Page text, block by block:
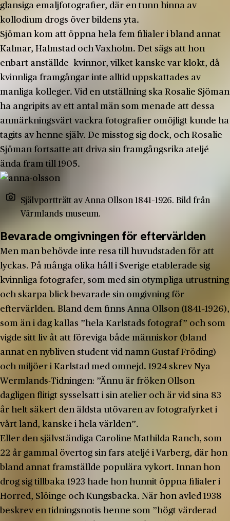
glansiga emaljfotografier, där en tunn hinna av
kollodium drogs över bildens yta.
Sjöman kom att öppna hela fem filialer i bland annat
Kalmar, Halmstad och Vaxholm. Det sägs att hon
enbart anställde kvinnor, vilket kanske var klokt, då
kvinnliga framgångar inte alltid uppskattades av
manliga kolleger. Vid en utställning ska Rosalie Sjöman
ha angripits av ett antal män som menade att dessa
anmärkningsvärt vackra fotografier omöjligt kunde ha
tagits av henne själv. De misstog sig dock, och Rosalie
Sjöman fortsatte att driva sin framgångsrika ateljé
ända fram till 1905.
Självportträtt av Anna Ollson 1841–1926. Bild från
Värmlands museum.
Bevarade omgivningen för eftervärlden
Men man behövde inte resa till huvudstaden för att
lyckas. På många olika håll i Sverige etablerade sig
kvinnliga fotografer, som med sin otympliga utrustning
och skarpa blick bevarade sin omgivning för
eftervärlden. Bland dem finns Anna Ollson (1841–1926),
som än i dag kallas ”hela Karlstads fotograf” och som
vigde sitt liv åt att föreviga både människor (bland
annat en nybliven student vid namn Gustaf Fröding)
och miljöer i Karlstad med omnejd. 1924 skrev Nya
Wermlands-Tidningen: ”Ännu är fröken Ollson
dagligen flitigt sysselsatt i sin atelier och är vid sina 83
år helt säkert den äldsta utövaren av fotografyrket i
vårt land, kanske i hela världen”.
Eller den självständiga Caroline Mathilda Ranch, som
22 år gammal övertog sin fars ateljé i Varberg, där hon
bland annat framställde populära vykort. Innan hon
drog sig tillbaka 1923 hade hon hunnit öppna filialer i
Horred, Slöinge och Kungsbacka. När hon avled 1938
beskrev en tidningsnotis henne som ”högt värderad